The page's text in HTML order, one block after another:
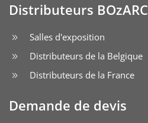
Distributeurs BOzARC
Salles d'exposition
Distributeurs de la Belgique
Distributeurs de la France
Demande de devis